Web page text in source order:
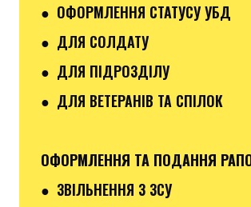
● ОФОРМЛЕННЯ СТАТУСУ УБД
● ДЛЯ СОЛДАТУ
● ДЛЯ ПІДРОЗДІЛУ
● ДЛЯ ВЕТЕРАНІВ ТА СПІЛОК
ОФОРМЛЕННЯ ТА ПОДАННЯ
● ЗВІЛЬНЕННЯ З ЗСУ